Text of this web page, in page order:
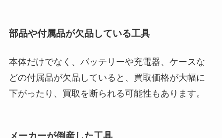
部品や付属品が欠品している工具
本体だけでなく、バッテリーや充電器、ケースな
どの付属品が欠品していると、買取価格が大幅に
下がったり、買取を断られる可能性もあります。
メーカーが倒産した工具